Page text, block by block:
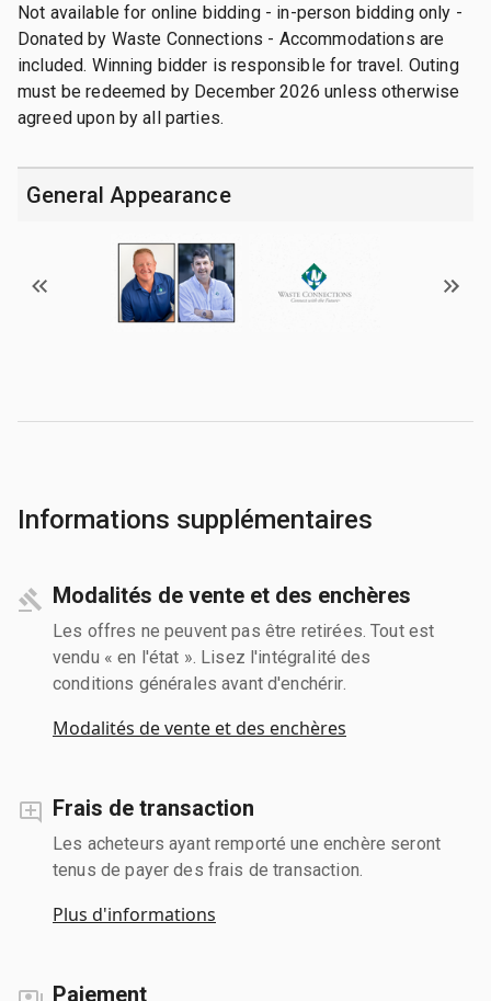
Not available for online bidding - in-person bidding only -
Donated by Waste Connections - Accommodations are
included. Winning bidder is responsible for travel. Outing
must be redeemed by December 2026 unless otherwise
agreed upon by all parties.
General Appearance
Informations supplémentaires
Modalités de vente et des enchères
Les offres ne peuvent pas être retirées. Tout est
vendu « en l'état ». Lisez l'intégralité des
conditions générales avant d'enchérir.
Modalités de vente et des enchères
Frais de transaction
Les acheteurs ayant remporté une enchère seront
tenus de payer des frais de transaction.
Plus d'informations
Paiement